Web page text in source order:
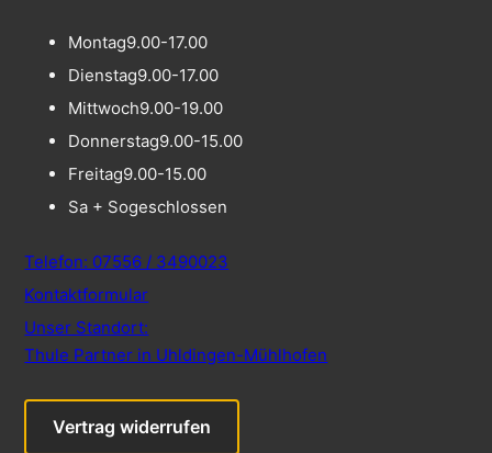
Montag9.00-17.00
Dienstag9.00-17.00
Mittwoch9.00-19.00
Donnerstag9.00-15.00
Freitag9.00-15.00
Sa + Sogeschlossen
Telefon: 07556 / 3490023
Kontaktformular
Unser Standort:
Thule Partner in Uhldingen-Mühlhofen
Vertrag widerrufen